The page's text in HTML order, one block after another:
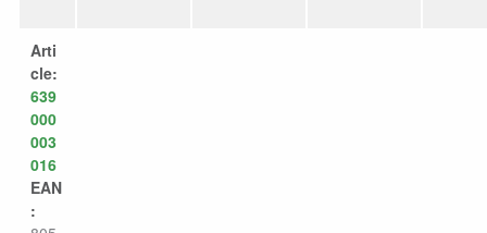
Arti
cle:
639
000
003
016
EAN
: